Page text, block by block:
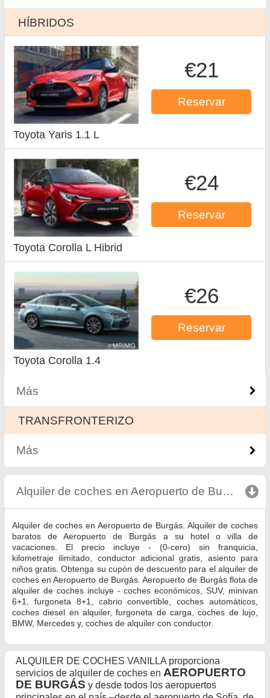
HÍBRIDOS
€21
Reservar
Toyota Yaris 1.1 L
€24
Reservar
Toyota Corolla L Hibrid
€26
Reservar
Toyota Corolla 1.4
Más
ТRANSFRONTERIZO
Más
Alquiler de coches en Aeropuerto de Burgás
Alquiler de coches en Aeropuerto de Burgás. Alquiler de coches
baratos de Aeropuerto de Burgás a su hotel o villa de
vacaciones. El precio incluye - (0-cero) sin franquicia,
kilometraje ilimitado, conductor adicional gratis, asiento para
niños gratis. Obtenga su cupón de descuento para el alquiler de
coches en Aeropuerto de Burgás. Aeropuerto de Burgás flota de
alquiler de coches incluye - coches económicos, SUV, minivan
6+1, furgoneta 8+1, cabrio convertible, coches automáticos,
coches diesel en alquiler, furgoneta de carga, coches de lujo,
BMW, Mercedes y, coches de alquiler con conductor.
ALQUILER DE COCHES VANILLA proporciona
servicios de alquiler de coches en AEROPUERTO
DE BURGÁS y desde todos los aeropuertos